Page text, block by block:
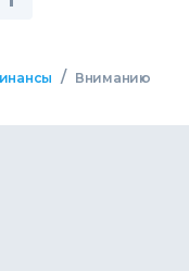
/
Вниманию